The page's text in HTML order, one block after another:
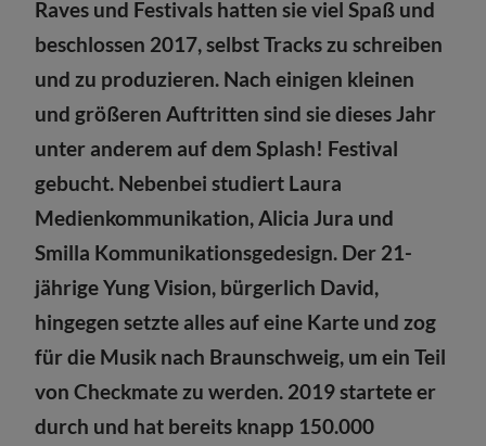
Raves und Festivals hatten sie viel Spaß und
beschlossen 2017, selbst Tracks zu schreiben
und zu produzieren. Nach einigen kleinen
und größeren Auftritten sind sie dieses Jahr
unter anderem auf dem Splash! Festival
gebucht. Nebenbei studiert Laura
Medienkommunikation, Alicia Jura und
Smilla Kommunikationsgedesign. Der 21-
jährige Yung Vision, bürgerlich David,
hingegen setzte alles auf eine Karte und zog
für die Musik nach Braunschweig, um ein Teil
von Checkmate zu werden. 2019 startete er
durch und hat bereits knapp 150.000